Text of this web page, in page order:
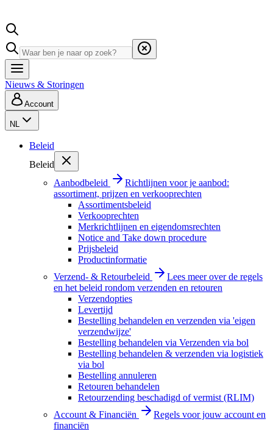
Nieuws & Storingen
Account
NL
Beleid
Beleid
Aanbodbeleid
Richtlijnen voor je aanbod:
assortiment, prijzen en verkooprechten
Assortimentsbeleid
Verkooprechten
Merkrichtlijnen en eigendomsrechten
Notice and Take down procedure
Prijsbeleid
Productinformatie
Verzend- & Retourbeleid
Lees meer over de regels
en het beleid rondom verzenden en retouren
Verzendopties
Levertijd
Bestelling behandelen en verzenden via 'eigen
verzendwijze'
Bestelling behandelen via Verzenden via bol
Bestelling behandelen & verzenden via logistiek
via bol
Bestelling annuleren
Retouren behandelen
Retourzending beschadigd of vermist (RLIM)
Account & Financiën
Regels voor jouw account en
financiën